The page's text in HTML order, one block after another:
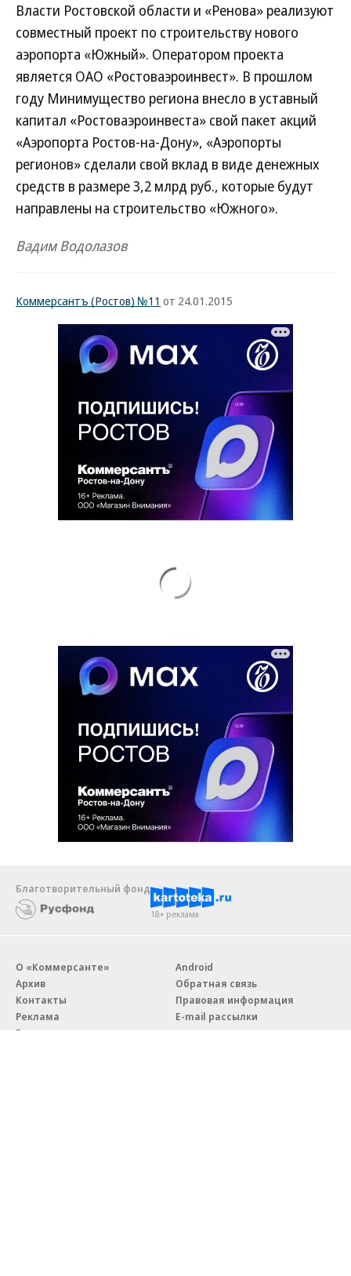
Власти Ростовской области и «Ренова» реализуют
совместный проект по строительству нового
аэропорта «Южный». Оператором проекта
является ОАО «Ростоваэроинвест». В прошлом
году Минимущество региона внесло в уставный
капитал «Ростоваэроинвеста» свой пакет акций
«Аэропорта Ростов-на-Дону», «Аэропорты
регионов» сделали свой вклад в виде денежных
средств в размере 3,2 млрд руб., которые будут
направлены на строительство «Южного».
Вадим Водолазов
Коммерсантъ (Ростов) №11 от 24.01.2015
Благотворительный фонд
18+ реклама
О «Коммерсанте»
Архив
Контакты
Реклама
Вакансии
Android
Обратная связь
Правовая информация
E-mail рассылки